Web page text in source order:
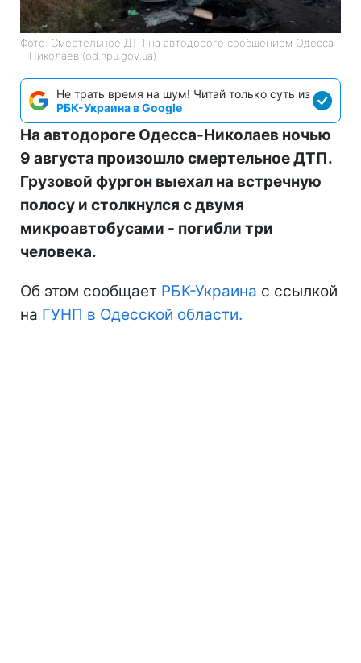
Фото: Смертельное ДТП на автодороге сообщением Одесса
– Николаев (od.npu.gov.ua)
Не трать время на шум! Читай только суть из
РБК-Украина в Google
На автодороге Одесса-Николаев ночью
9 августа произошло смертельное ДТП.
Грузовой фургон выехал на встречную
полосу и столкнулся с двумя
микроавтобусами - погибли три
человека.
Об этом сообщает РБК-Украина с ссылкой
на ГУНП в Одесской области.